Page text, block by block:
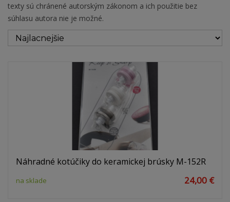
texty sú chránené autorským zákonom a ich použitie bez
súhlasu autora nie je možné.
Náhradné kotúčiky do keramickej brúsky M-152R
na sklade 24,00 €